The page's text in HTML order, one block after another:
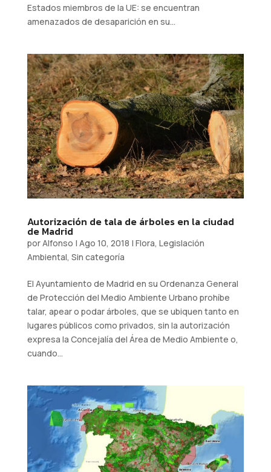
Estados miembros de la UE: se encuentran
amenazados de desaparición en su...
Autorización de tala de árboles en la ciudad
de Madrid
por Alfonso | Ago 10, 2018 | Flora, Legislación
Ambiental, Sin categoría
El Ayuntamiento de Madrid en su Ordenanza General
de Protección del Medio Ambiente Urbano prohíbe
talar, apear o podar árboles, que se ubiquen tanto en
lugares públicos como privados, sin la autorización
expresa la Concejalía del Área de Medio Ambiente o,
cuando...